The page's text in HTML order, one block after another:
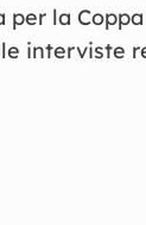
per la
interviste